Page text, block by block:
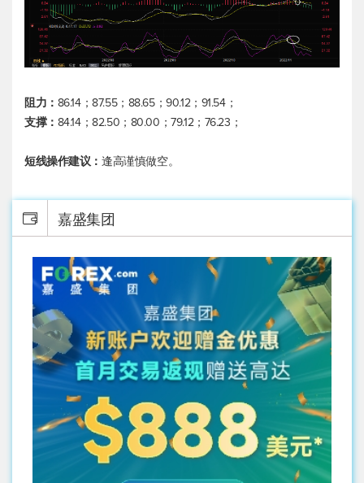
阻力： 86.14；87.55；88.65；90.12；91.54；
支撑： 84.14；82.50；80.00；79.12；76.23；
短线操作建议：逢高谨慎做空。
嘉盛集团